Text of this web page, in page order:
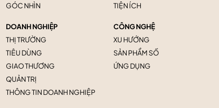
GÓC NHÌN
TIỆN ÍCH
DOANH NGHIỆP
THỊ TRƯỜNG
TIÊU DÙNG
GIAO THƯƠNG
QUẢN TRỊ
THÔNG TIN DOANH NGHIỆP
CÔNG NGHỆ
XU HƯỚNG
SẢN PHẨM SỐ
ỨNG DỤNG